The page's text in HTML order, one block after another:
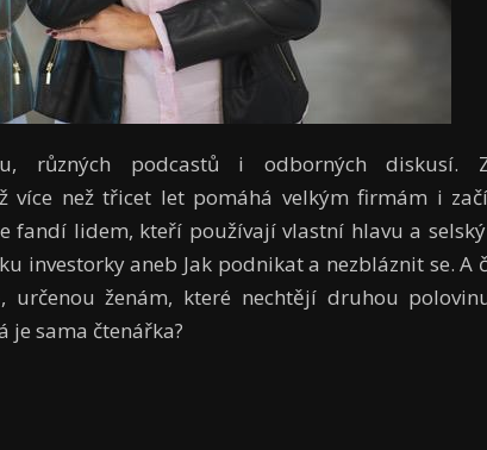
různých podcastů i odborných diskusí.
více než třicet let pomáhá velkým firmám i
fandí lidem, kteří používají vlastní hlavu a
investorky aneb Jak podnikat a nezbláznit se. A
určenou ženám, které nechtějí druhou
je sama čtenářka?